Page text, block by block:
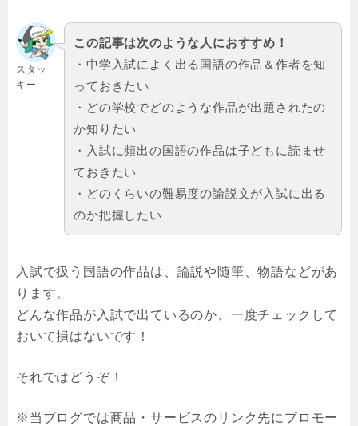
スタッ
キー
この記事は次のような人におすすめ！
・中学入試によく出る国語の作品＆作者を知
っておきたい
・どの学校でどのような作品が出題されたの
か知りたい
・入試に頻出の国語の作品は子どもに読ませ
ておきたい
・どのくらいの難易度の論説文が入試に出る
のか把握したい
入試で扱う国語の作品は、論説や随筆、物語などがあ
ります。
どんな作品が入試で出ているのか、一度チェックして
おいて損はないです！
それではどうぞ！
※当ブログでは商品・サービスのリンク先にプロモー